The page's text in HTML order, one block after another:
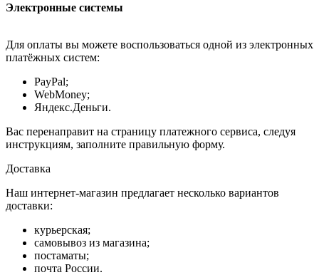
Электронные системы
Для оплаты вы можете воспользоваться одной из электронных
платёжных систем:
PayPal;
WebMoney;
Яндекс.Деньги.
Вас перенаправит на страницу платежного сервиса, следуя
инструкциям, заполните правильную форму.
Доставка
Наш интернет-магазин предлагает несколько вариантов
доставки:
курьерская;
самовывоз из магазина;
постаматы;
почта России.